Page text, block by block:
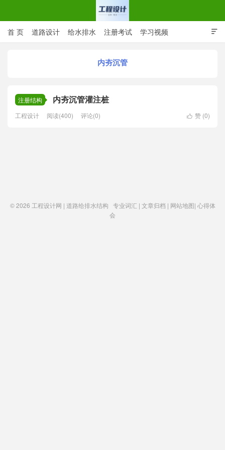

首 页 道路设计 给水排水 注册考试 学习视频
内夯沉管
注册结构 内夯沉管灌注桩
 赞 (0)
工程设计 阅读(400) 评论(0)
© 2026 工程设计网 | 道路给排水结构 专业词汇 | 文章归档 | 网站地图| 心得体
会